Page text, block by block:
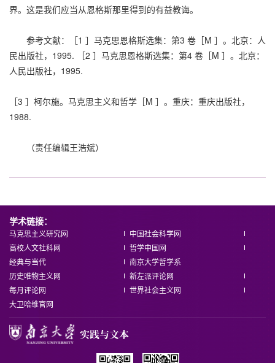
界。这是我们应当从恩格斯那里得到的有益教诲。
参考文献：［1 ］马克思恩格斯选集：第3 卷［M ］。北京：人
民出版社，1995. ［2 ］马克思恩格斯选集：第4 卷［M ］。北京：
人民出版社，1995.
［3 ］柯尔施。马克思主义和哲学［M ］。重庆：重庆出版社，
1988.
（责任编辑王浩斌）
学术链接：
马克思主义研究网
中国社会科学网
高校人文社科网
哲学中国网
经典与当代
南京大学哲学系
历史唯物主义网
新左派评论网
每月评论网
世界社会主义网
大卫哈维官网